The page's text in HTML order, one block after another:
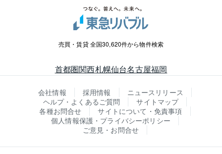
売買・賃貸 全国30,620件から物件検索
首都圏関西札幌仙台名古屋福岡
会社情報 採用情報
ニュースリリース
ヘルプ・よくあるご質問
サイトマップ
各種お問合せ
サイトについて・免責事項
個人情報保護・プライバシーポリシー
ご意見・お問合せ